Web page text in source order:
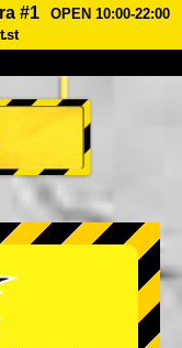
#1
OPEN 10:00-22:00
Pris
Akihabara#1